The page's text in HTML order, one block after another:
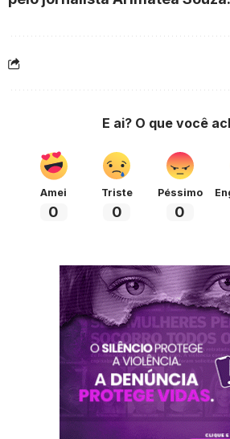
E ai? O que você
Amei
0
Triste
0
Péssimo
0